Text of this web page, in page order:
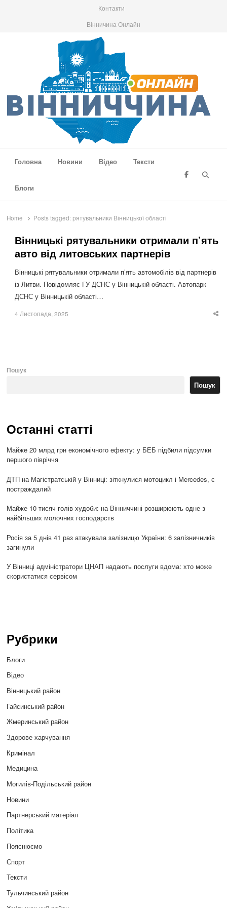
Контакти
Вінничина Онлайн
Головна
Новини Відео Тексти
Блоги
Home Posts tagged: рятувальники Вінницької області
Вінницькі рятувальники отримали п’ять
авто від литовських партнерів
Вінницькі рятувальники отримали п’ять автомобілів від партнерів
із Литви. Повідомляє ГУ ДСНС у Вінницькій області. Автопарк
ДСНС у Вінницькій області…
4 Листопада, 2025
Пошук
Пошук
Останні статті
Майже 20 млрд грн економічного ефекту: у БЕБ підбили підсумки
першого півріччя
ДТП на Магістратській у Вінниці: зіткнулися мотоцикл і Mercedes, є
постраждалий
Майже 10 тисяч голів худоби: на Вінниччині розширюють одне з
найбільших молочних господарств
Росія за 5 днів 41 раз атакувала залізницю України: 6 залізничників
загинули
У Вінниці адміністратори ЦНАП надають послуги вдома: хто може
скористатися сервісом
Рубрики
Блоги
Відео
Вінницький район
Гайсинський район
Жмеринський район
Здорове харчування
Кримінал
Медицина
Могилів-Подільський район
Новини
Партнерський матеріал
Політика
Пояснюємо
Спорт
Тексти
Тульчинський район